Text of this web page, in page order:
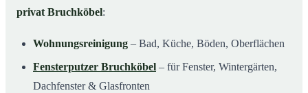
privat Bruchköbel:
Wohnungsreinigung – Bad, Küche, Böden, Oberflächen
Fensterputzer Bruchköbel – für Fenster, Wintergärten,
Dachfenster & Glasfronten